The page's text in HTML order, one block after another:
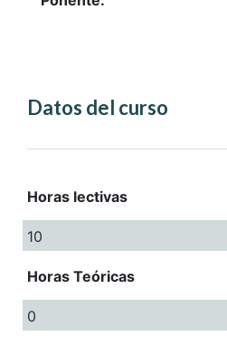
Datos del curso
Horas lectivas
10
Horas Teóricas
0